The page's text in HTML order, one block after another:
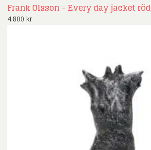
Frank Olsson – Every day jacket röd
4.800 kr